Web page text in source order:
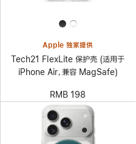
Apple 独家提供
Tech21 FlexLite 保护壳 (适用于
iPhone Air，兼容 MagSafe)
RMB 198